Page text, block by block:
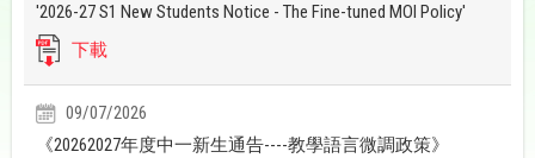
'2026-27 S1 New Students Notice - The Fine-tuned MOI Policy'
下載
09/07/2026
《20262027年度中一新生通告----教學語言微調政策》